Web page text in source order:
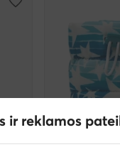
ir reklamos